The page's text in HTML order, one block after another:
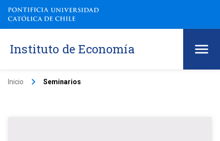
Instituto de Economía
Inicio keyboard_arrow_right Seminarios